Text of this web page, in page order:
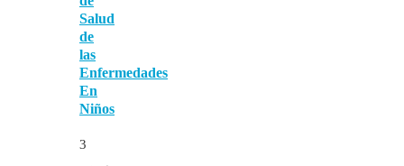
Salud
de
las
Enfermedades
En
Niños
3